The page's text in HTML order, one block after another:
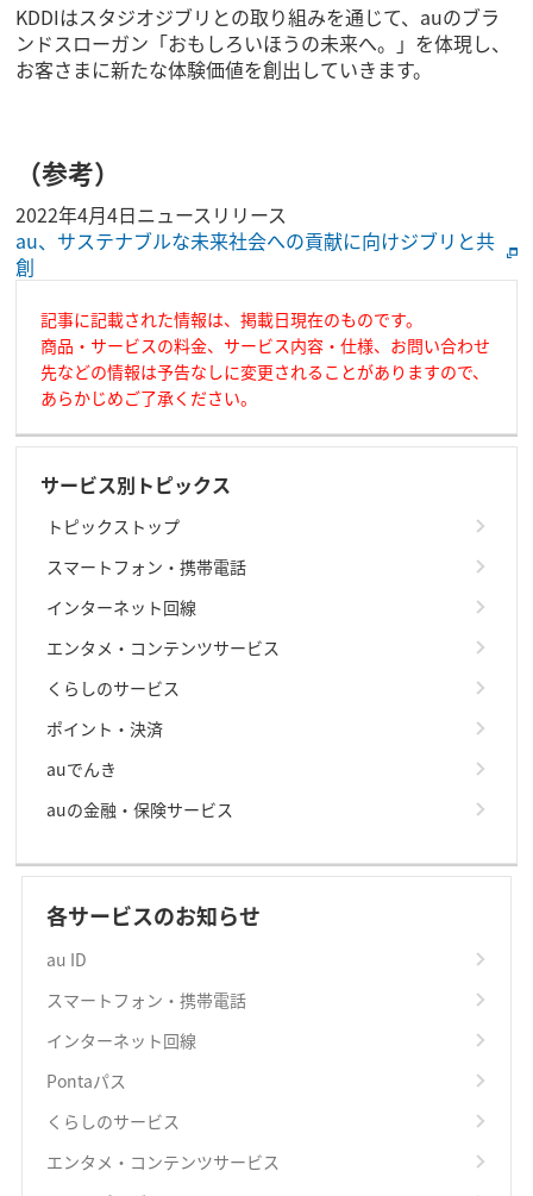
KDDIはスタジオジブリとの取り組みを通じて、auのブラ
ンドスローガン「おもしろいほうの未来へ。」を体現し、
お客さまに新たな体験価値を創出していきます。
（参考）
2022年4月4日ニュースリリース
au、サステナブルな未来社会への貢献に向けジブリと共
創
記事に記載された情報は、掲載日現在のものです。
商品・サービスの料金、サービス内容・仕様、お問い合わせ
先などの情報は予告なしに変更されることがありますので、
あらかじめご了承ください。
サービス別トピックス
トピックストップ
スマートフォン・携帯電話
インターネット回線
エンタメ・コンテンツサービス
くらしのサービス
ポイント・決済
auでんき
auの金融・保険サービス
各サービスのお知らせ
au ID
スマートフォン・携帯電話
インターネット回線
Pontaパス
くらしのサービス
エンタメ・コンテンツサービス